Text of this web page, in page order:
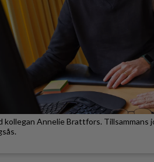
Trafik
kollegan Annelie Brattfors.